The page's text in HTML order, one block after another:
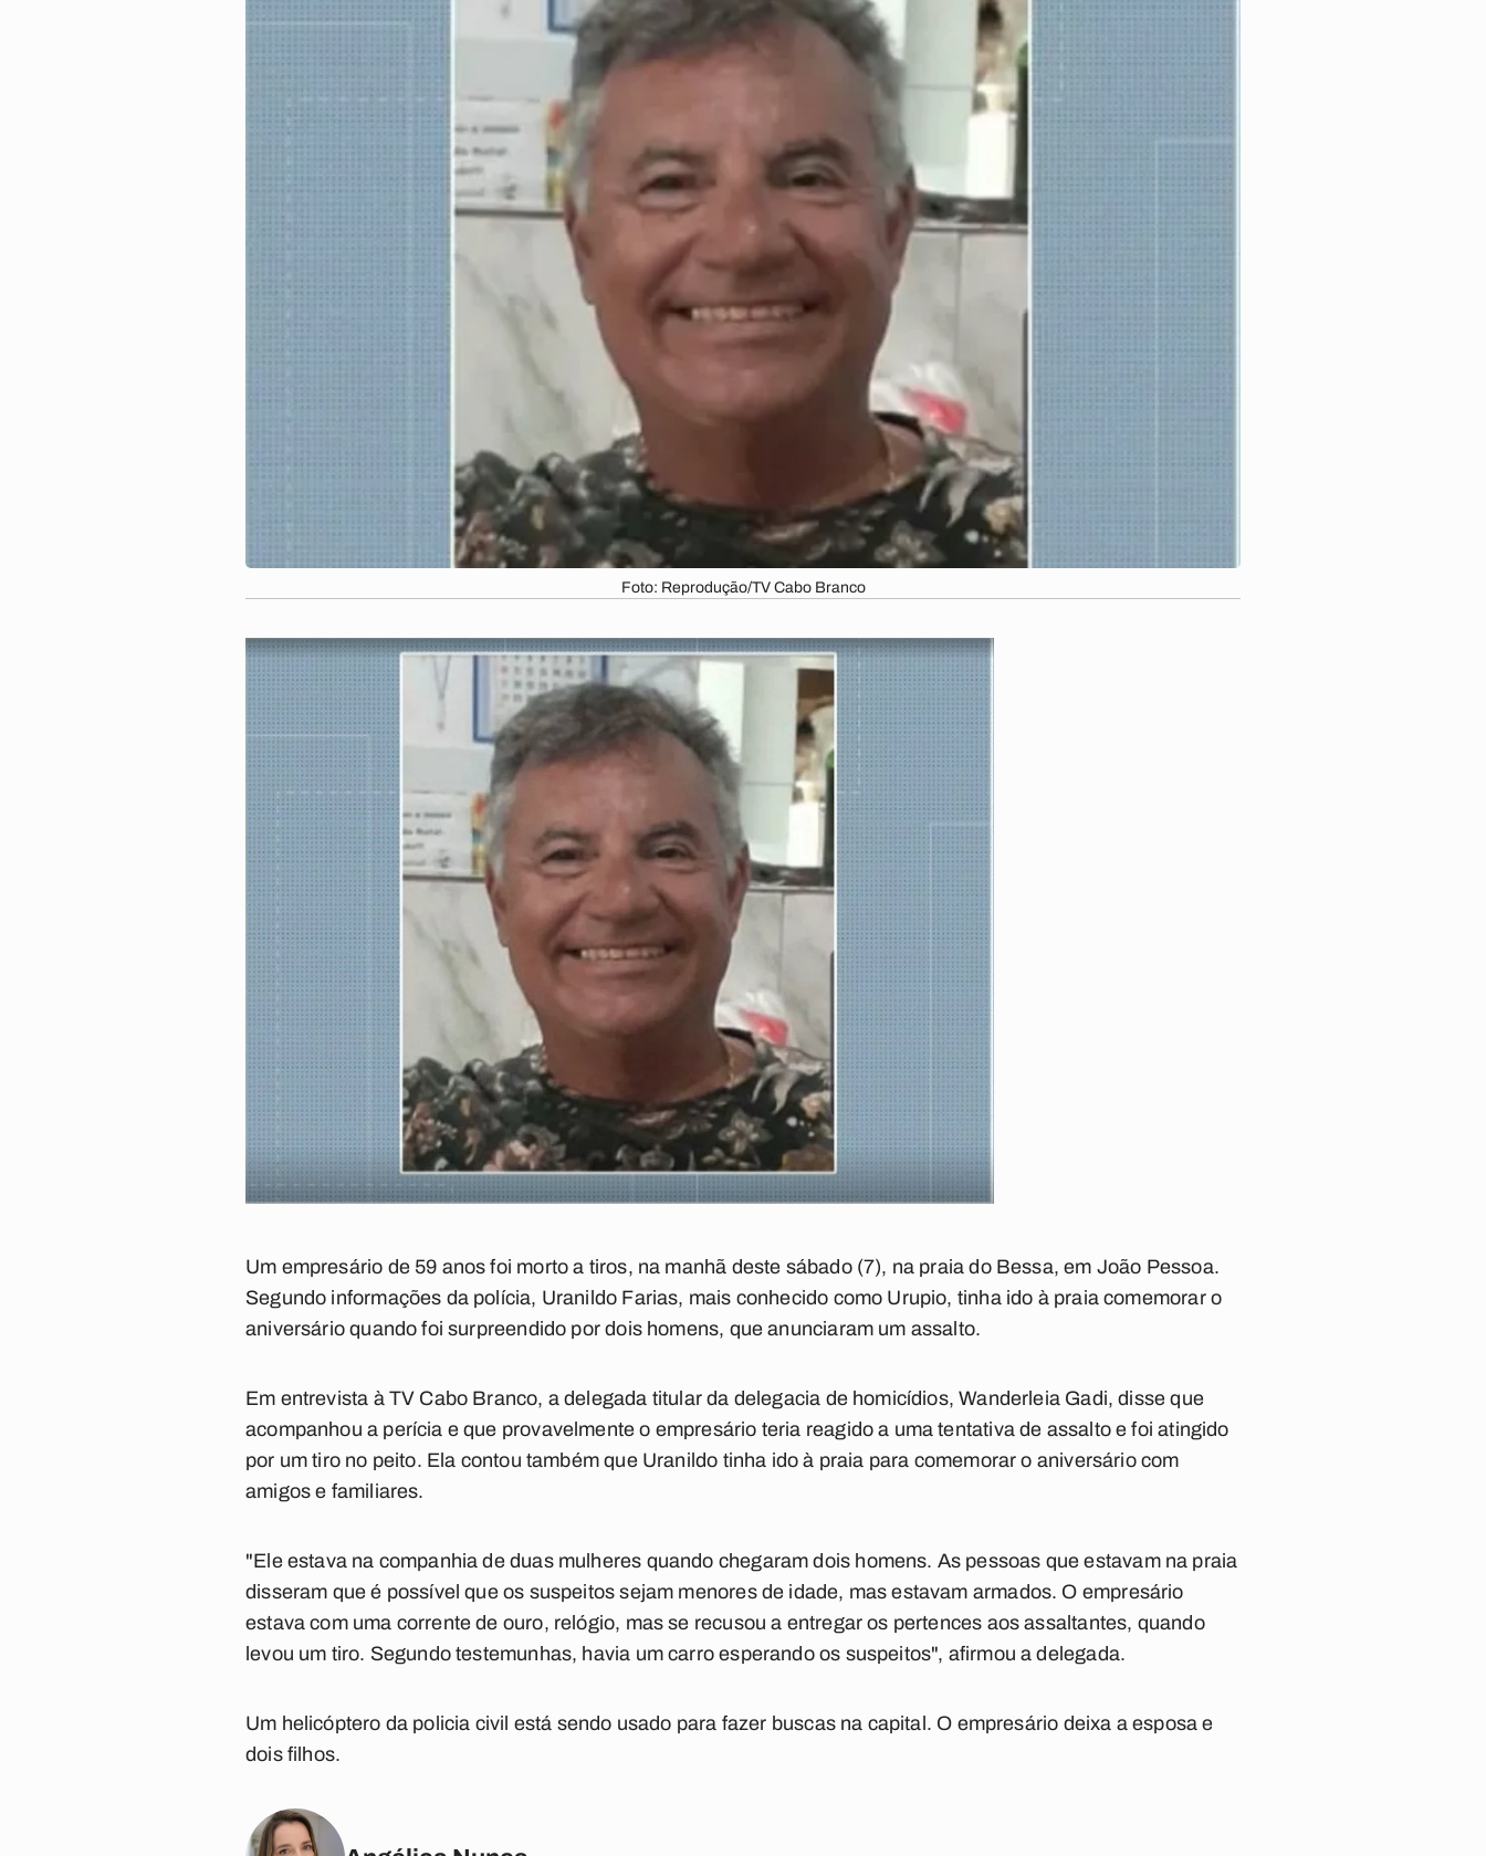
Foto: Reprodução/TV Cabo Branco
Um empresário de 59 anos foi morto a tiros, na manhã deste sábado (7), na praia do Bessa, em João Pessoa.
Segundo informações da polícia, Uranildo Farias, mais conhecido como Urupio, tinha ido à praia comemorar o
aniversário quando foi surpreendido por dois homens, que anunciaram um assalto.
Em entrevista à TV Cabo Branco, a delegada titular da delegacia de homicídios, Wanderleia Gadi, disse que
acompanhou a perícia e que provavelmente o empresário teria reagido a uma tentativa de assalto e foi atingido
por um tiro no peito. Ela contou também que Uranildo tinha ido à praia para comemorar o aniversário com
amigos e familiares.
"Ele estava na companhia de duas mulheres quando chegaram dois homens. As pessoas que estavam na praia
disseram que é possível que os suspeitos sejam menores de idade, mas estavam armados. O empresário
estava com uma corrente de ouro, relógio, mas se recusou a entregar os pertences aos assaltantes, quando
levou um tiro. Segundo testemunhas, havia um carro esperando os suspeitos", afirmou a delegada.
Um helicóptero da policia civil está sendo usado para fazer buscas na capital. O empresário deixa a esposa e
dois filhos.